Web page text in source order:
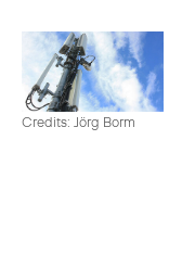
Credits: Jörg Borm